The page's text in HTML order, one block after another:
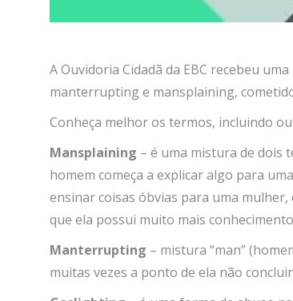
A Ouvidoria Cidadã da EBC recebeu
manterrupting e mansplaining,
Conheça melhor os termos, incluindo
Mansplaining – é uma mistura de dois
homem começa a explicar algo para
ensinar coisas óbvias para uma
que ela possui muito mais
Manterrupting – mistura “man”
muitas vezes a ponto de ela não